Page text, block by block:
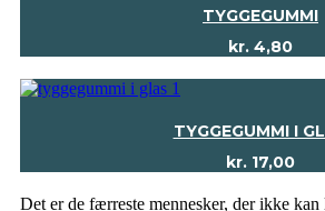
TYGGEGUMMI
kr. 4,80
TYGGEGUMMI I
kr. 17,00
Det er de færreste mennesker, der ikke